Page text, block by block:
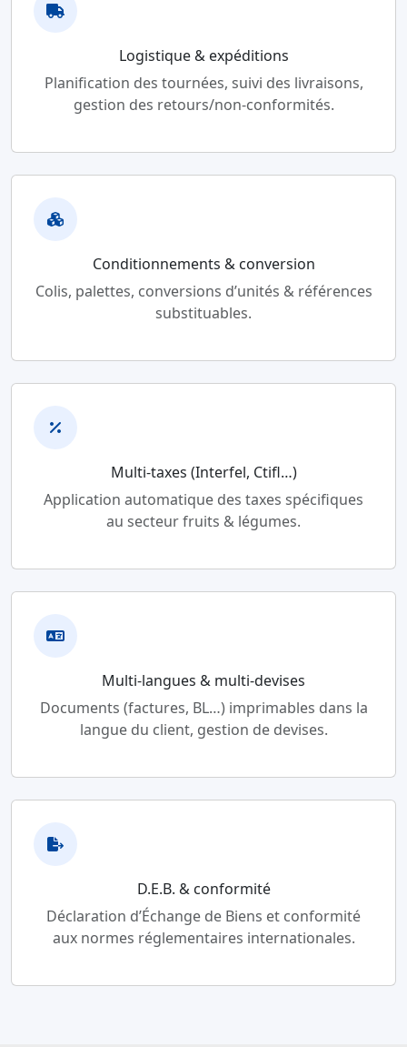
Logistique & expéditions
Planification des tournées, suivi des livraisons,
gestion des retours/non-conformités.
Conditionnements & conversion
Colis, palettes, conversions d’unités & références
substituables.
Multi-taxes (Interfel, Ctifl…)
Application automatique des taxes spécifiques
au secteur fruits & légumes.
Multi-langues & multi-devises
Documents (factures, BL…) imprimables dans la
langue du client, gestion de devises.
D.E.B. & conformité
Déclaration d’Échange de Biens et conformité
aux normes réglementaires internationales.